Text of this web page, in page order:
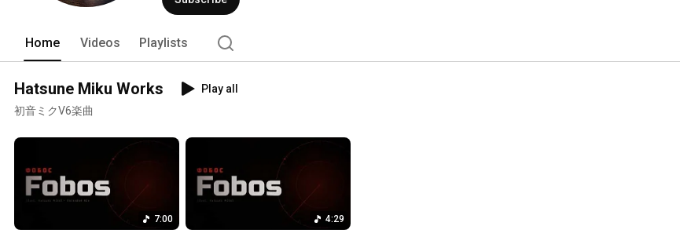
Home Videos Playlists
Hatsune Miku Works
Play all
初音ミクV6楽曲
7:00 4:29